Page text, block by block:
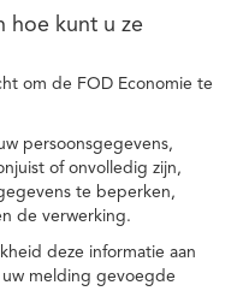
hoe kunt u ze
om de FOD Economie te
persoonsgegevens,
of onvolledig zijn,
te beperken,
de verwerking.
deze informatie aan
melding gevoegde